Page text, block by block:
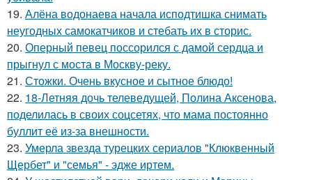
19. Алёна водонаева начала исподтишка снимать
неугодных самокатчиков и стебать их в сторис.
20. Оперный певец поссорился с дамой сердца и
прыгнул с моста в Москву-реку.
21. Стожки. Очень вкусное и сытное блюдо!
22. 18-Летняя дочь телеведущей, Полина Аксенова,
поделилась в своих соцсетях, что мама постоянно
буллит её из-за внешности.
23. Умерла звезда турецких сериалов "Клюквенный
Щербет" и "семья" - эдже иртем.